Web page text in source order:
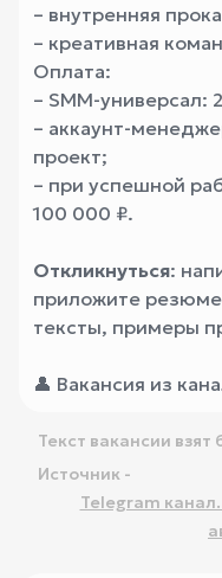
– внутренняя
– креативная
Оплата:
– SMM-универсал:
– аккаунт-
проект;
– при успешной
100 000 ₽.
Откликнуться:
приложите
тексты, примеры
👤 Вакансия из
Текст вакансии взят
Источник -
Telegram